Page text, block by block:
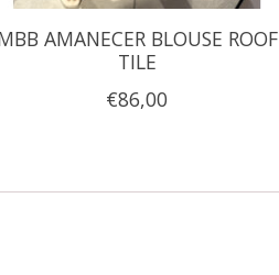
AMANECER BLOUSE ROOF
TILE
€86,00